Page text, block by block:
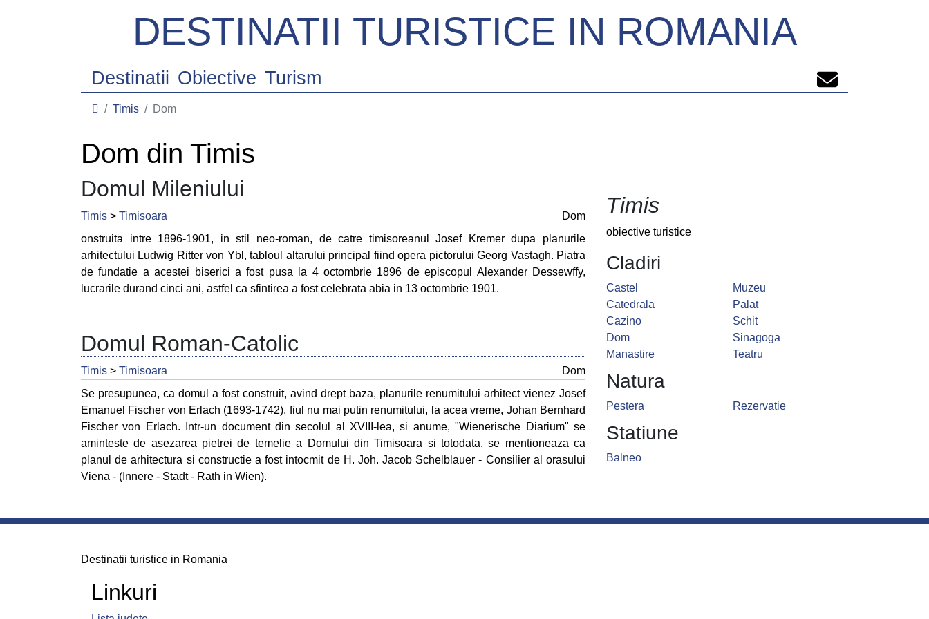
DESTINATII TURISTICE IN ROMANIA
Destinatii Obiective Turism
Timis Dom
Dom din Timis
Domul Mileniului
Timis > Timisoara
Dom
onstruita intre 1896-1901, in stil neo-roman, de catre timisoreanul Josef Kremer dupa planurile
arhitectului Ludwig Ritter von Ybl, tabloul altarului principal fiind opera pictorului Georg Vastagh. Piatra
de fundatie a acestei biserici a fost pusa la 4 octombrie 1896 de episcopul Alexander Dessewffy,
lucrarile durand cinci ani, astfel ca sfintirea a fost celebrata abia in 13 octombrie 1901.
Domul Roman-Catolic
Timis > Timisoara
Dom
Se presupunea, ca domul a fost construit, avind drept baza, planurile renumitului arhitect vienez Josef
Emanuel Fischer von Erlach (1693-1742), fiul nu mai putin renumitului, la acea vreme, Johan Bernhard
Fischer von Erlach. Intr-un document din secolul al XVIII-lea, si anume, "Wienerische Diarium" se
aminteste de asezarea pietrei de temelie a Domului din Timisoara si totodata, se mentioneaza ca
planul de arhitectura si constructie a fost intocmit de H. Joh. Jacob Schelblauer - Consilier al orasului
Viena - (Innere - Stadt - Rath in Wien).
Timis
obiective turistice
Cladiri
Castel
Catedrala
Cazino
Dom
Manastire
Muzeu
Palat
Schit
Sinagoga
Teatru
Natura
Pestera Rezervatie
Statiune
Balneo
Destinatii turistice in Romania
Linkuri